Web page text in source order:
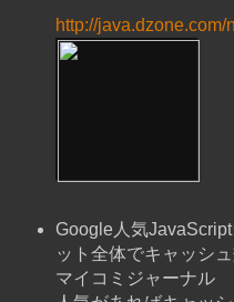
http://
Google人気
ット全体でキャッシ
マイコミジャーナル